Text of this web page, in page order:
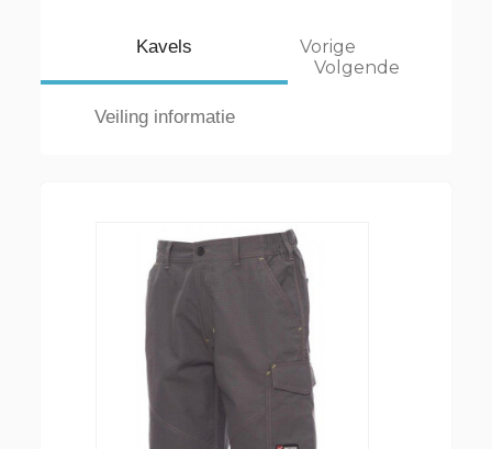
Kavels
Veiling informatie
Vorige
Volgende